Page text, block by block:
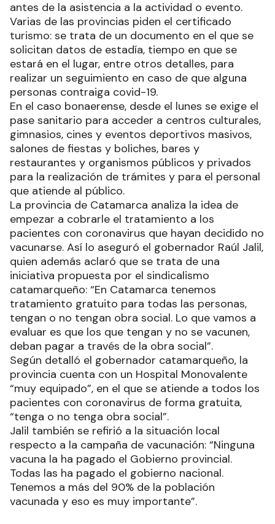
antes de la asistencia a la actividad o evento.
Varias de las provincias piden el certificado
turismo: se trata de un documento en el que se
solicitan datos de estadía, tiempo en que se
estará en el lugar, entre otros detalles, para
realizar un seguimiento en caso de que alguna
personas contraiga covid-19.
En el caso bonaerense, desde el lunes se exige el
pase sanitario para acceder a centros culturales,
gimnasios, cines y eventos deportivos masivos,
salones de fiestas y boliches, bares y
restaurantes y organismos públicos y privados
para la realización de trámites y para el personal
que atiende al público.
La provincia de Catamarca analiza la idea de
empezar a cobrarle el tratamiento a los
pacientes con coronavirus que hayan decidido no
vacunarse. Así lo aseguró el gobernador Raúl Jalil,
quien además aclaró que se trata de una
iniciativa propuesta por el sindicalismo
catamarqueño: “En Catamarca tenemos
tratamiento gratuito para todas las personas,
tengan o no tengan obra social. Lo que vamos a
evaluar es que los que tengan y no se vacunen,
deban pagar a través de la obra social”.
Según detalló el gobernador catamarqueño, la
provincia cuenta con un Hospital Monovalente
“muy equipado”, en el que se atiende a todos los
pacientes con coronavirus de forma gratuita,
“tenga o no tenga obra social”.
Jalil también se refirió a la situación local
respecto a la campaña de vacunación: “Ninguna
vacuna la ha pagado el Gobierno provincial.
Todas las ha pagado el gobierno nacional.
Tenemos a más del 90% de la población
vacunada y eso es muy importante”.